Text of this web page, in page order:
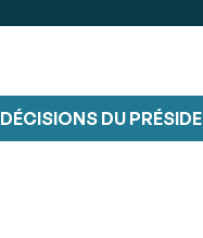
DÉCISIONS DU